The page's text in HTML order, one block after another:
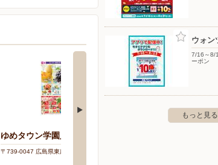
ゆめタウン学園店
〒739-0047 広島県東広島市西条下見6丁目2-32
ウォン
7/16～8/
ーポン
もっと見る